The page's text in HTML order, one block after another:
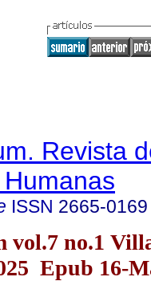
Revista
ISSN 2665-0169
vol.7 no.1
Epub 16-